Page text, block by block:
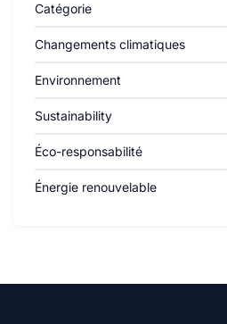
Catégorie
Changements climatiques
Environnement
Sustainability
Éco-responsabilité
Énergie renouvelable